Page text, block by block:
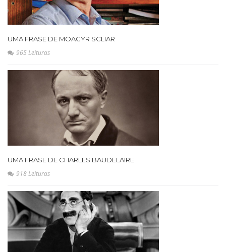
UMA FRASE DE MOACYR SCLIAR
965 Leituras
UMA FRASE DE CHARLES BAUDELAIRE
918 Leituras